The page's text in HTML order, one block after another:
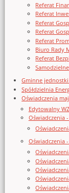
Referat
Referat
Referat
Referat
Referat
Biuro Rady
Referat
Gminne
Spółdzielnia
Oświadczenia
Edytowalny
Oświadczenia
Oświadczenia